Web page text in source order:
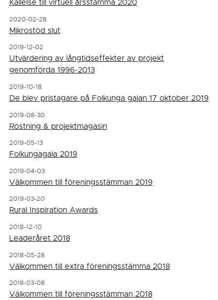
Kallelse till virtuell årsstämma 2020
2020-02-28
Mikrostöd slut
2019-12-02
Utvärdering av långtidseffekter av projekt
genomförda 1996-2013
2019-10-18
De blev pristagare på Folkunga galan 17 oktober 2019
2019-08-30
Röstning & projektmagasin
2019-05-13
Folkungagala 2019
2019-04-03
Välkommen till föreningsstämman 2019
2019-03-20
Rural Inspiration Awards
2018-12-10
Leaderåret 2018
2018-05-28
Välkommen till extra föreningsstämma 2018
2018-03-08
Välkommen till föreningsstämman 2018